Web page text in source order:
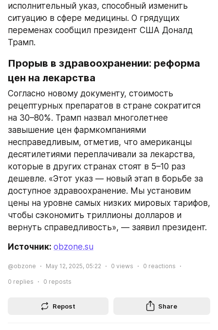
исполнительный указ, способный изменить
ситуацию в сфере медицины. О грядущих
переменах сообщил президент США Доналд
Трамп.
Прорыв в здравоохранении: реформа
цен на лекарства
Согласно новому документу, стоимость
рецептурных препаратов в стране сократится
на 30–80%. Трамп назвал многолетнее
завышение цен фармкомпаниями
несправедливым, отметив, что американцы
десятилетиями переплачивали за лекарства,
которые в других странах стоят в 5–10 раз
дешевле. «Этот указ — новый этап в борьбе за
доступное здравоохранение. Мы установим
цены на уровне самых низких мировых тарифов,
чтобы сэкономить триллионы долларов и
вернуть справедливость», — заявил президент.
Источник: obzone.su
@obzone May 12, 2025, 05:22 0 views 0 reactions
0 replies 0 reposts
Repost Share